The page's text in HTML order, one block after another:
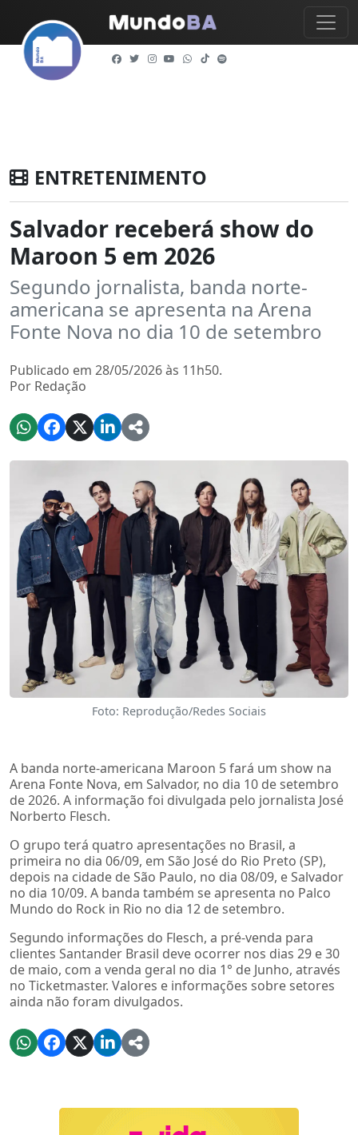
ENTRETENIMENTO
Salvador receberá show do
Maroon 5 em 2026
Segundo jornalista, banda norte-
americana se apresenta na Arena
Fonte Nova no dia 10 de setembro
Publicado em 28/05/2026 às 11h50.
Por Redação
Foto: Reprodução/Redes Sociais
A banda norte-americana Maroon 5 fará um show na
Arena Fonte Nova, em Salvador, no dia 10 de setembro
de 2026. A informação foi divulgada pelo jornalista José
Norberto Flesch.
O grupo terá quatro apresentações no Brasil, a
primeira no dia 06/09, em São José do Rio Preto (SP),
depois na cidade de São Paulo, no dia 08/09, e Salvador
no dia 10/09. A banda também se apresenta no Palco
Mundo do Rock in Rio no dia 12 de setembro.
Segundo informações do Flesch, a pré-venda para
clientes Santander Brasil deve ocorrer nos dias 29 e 30
de maio, com a venda geral no dia 1° de Junho, através
no Ticketmaster. Valores e informações sobre setores
ainda não foram divulgados.